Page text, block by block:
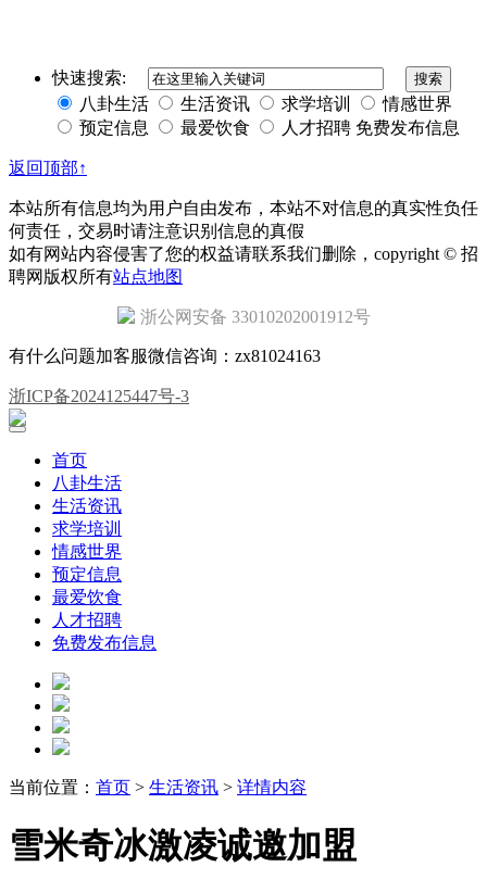
快速搜索:
八卦生活
生活资讯 求学培训
情感世界
预定信息
最爱饮食 人才招聘 免费发布信息
返回顶部↑
本站所有信息均为用户自由发布，本站不对信息的真实性负任
何责任，交易时请注意识别信息的真假
如有网站内容侵害了您的权益请联系我们删除，copyright © 招
聘网版权所有站点地图
浙公网安备 33010202001912号
有什么问题加客服微信咨询：zx81024163
浙ICP备2024125447号-3
首页
八卦生活
生活资讯
求学培训
情感世界
预定信息
最爱饮食
人才招聘
免费发布信息
当前位置： 首页 > 生活资讯 > 详情内容
雪米奇冰激凌诚邀加盟